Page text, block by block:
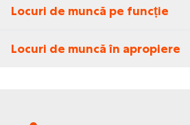
Locuri de muncă pe funcție
Locuri de muncă în apropiere